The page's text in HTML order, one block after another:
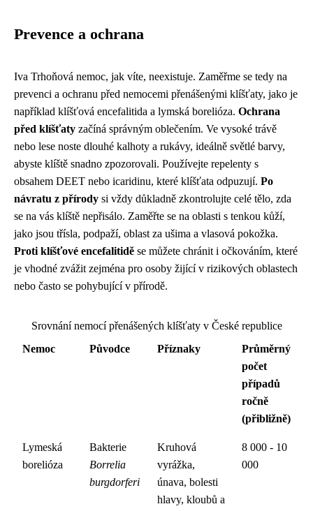
Prevence a ochrana
Iva Trhoňová nemoc, jak víte, neexistuje. Zaměřme se tedy na
prevenci a ochranu před nemocemi přenášenými klíšťaty, jako je
například klíšťová encefalitida a lymská borelióza. Ochrana
před klíšťaty začíná správným oblečením. Ve vysoké trávě
nebo lese noste dlouhé kalhoty a rukávy, ideálně světlé barvy,
abyste klíště snadno zpozorovali. Používejte repelenty s
obsahem DEET nebo icaridinu, které klíšťata odpuzují. Po
návratu z přírody si vždy důkladně zkontrolujte celé tělo, zda
se na vás klíště nepřisálo. Zaměřte se na oblasti s tenkou kůží,
jako jsou třísla, podpaží, oblast za ušima a vlasová pokožka.
Proti klíšťové encefalitidě se můžete chránit i očkováním, které
je vhodné zvážit zejména pro osoby žijící v rizikových oblastech
nebo často se pohybující v přírodě.
Srovnání nemocí přenášených klíšťaty v České republice
Nemoc
Původce Příznaky
Průměrný
počet
případů
ročně
(přibližně)
Lymeská
borelióza
Bakterie
Borrelia
burgdorferi
Kruhová
vyrážka,
únava, bolesti
hlavy, kloubů a
8 000 - 10
000